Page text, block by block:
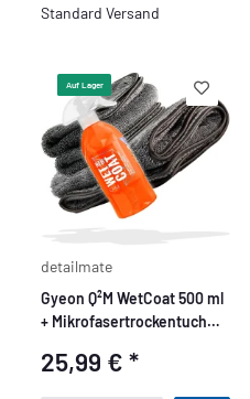
Standard Versand
Auf Lager
detailmate
Gyeon Q²M WetCoat 500 ml
+ Mikrofasertrockentuch
GSM, dunkel grau
25,99 €*